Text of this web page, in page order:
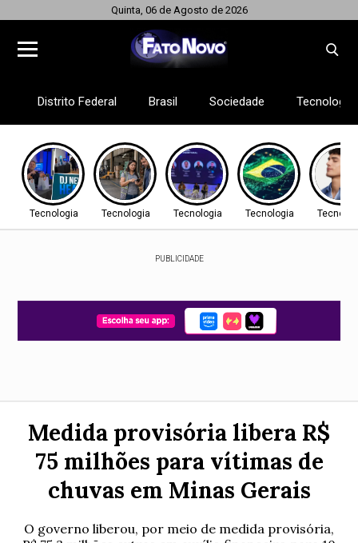
Quinta, 06 de Agosto de 2026
Distrito Federal Brasil Sociedade Tecnologia
Tecnologia Tecnologia Tecnologia Tecnologia
PUBLICIDADE
Medida provisória libera R$
75 milhões para vítimas de
chuvas em Minas Gerais
O governo liberou, por meio de medida provisória,